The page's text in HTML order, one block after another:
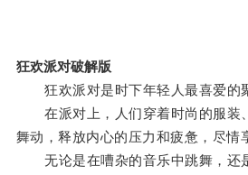
狂欢派对破解版
狂欢派对是时下年轻人最喜爱的
在派对上，人们穿着时尚的服装
舞动，释放内心的压力和疲惫，尽情
无论是在嘈杂的音乐中跳舞，还